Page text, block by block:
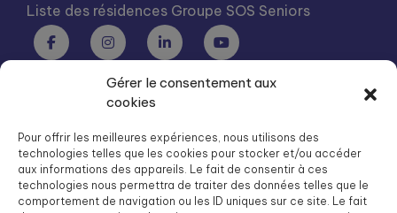
Gérer le consentement aux
cookies
Pour offrir les meilleures expériences, nous utilisons des
technologies telles que les cookies pour stocker et/ou accéder
aux informations des appareils. Le fait de consentir à ces
technologies nous permettra de traiter des données telles que le
comportement de navigation ou les ID uniques sur ce site. Le fait
Liste des résidences Groupe SOS Seniors
Groupe SOS Seniors est une association du Groupe SOS
dg.seniors@groupe-sos.org